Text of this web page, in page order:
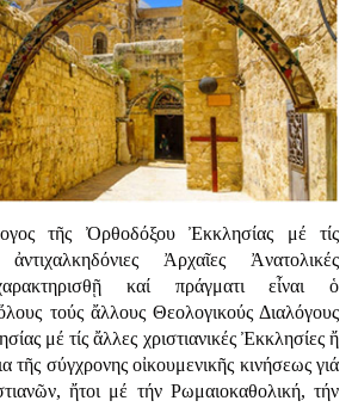
τῆς Ὀρθοδόξου Ἐκκλησίας μέ τίς
Ἀρχαῖες Ἀνατολικές
καί πράγματι εἶναι ὁ
τούς ἄλλους Θεολογικούς Διαλόγους
μέ τίς ἄλλες χριστιανικές Ἐκκλησίες ἤ
τῆς σύγχρονης οἰκουμενικῆς κινήσεως γιά
ἤτοι μέ τήν Ρωμαιοκαθολική, τήν